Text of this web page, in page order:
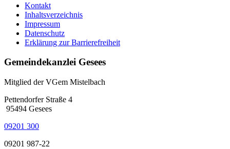
Kontakt
Inhaltsverzeichnis
Impressum
Datenschutz
Erklärung zur Barrierefreiheit
Gemeindekanzlei Gesees
Mitglied der VGem Mistelbach
Pettendorfer Straße 4
95494 Gesees
09201 300
09201 987-22